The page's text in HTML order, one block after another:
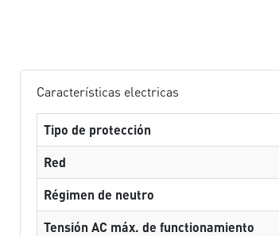
Características electricas
Tipo de protección
Red
Régimen de neutro
Tensión AC máx. de functionamiento